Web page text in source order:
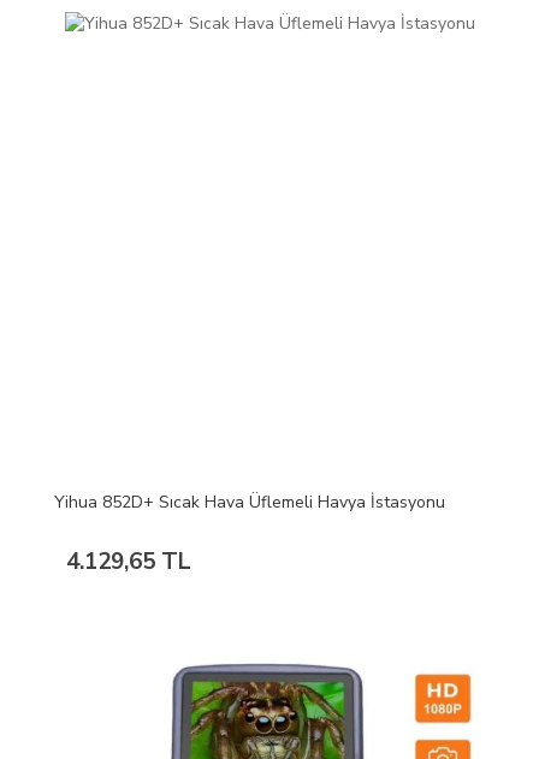
Yihua 852D+ Sıcak Hava Üflemeli Havya İstasyonu
4.129,65 TL